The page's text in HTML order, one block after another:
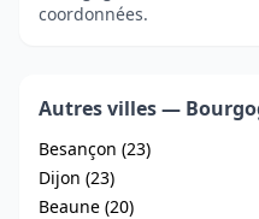
coordonnées.
Autres villes —
Besançon (23)
Dijon (23)
Beaune (20)